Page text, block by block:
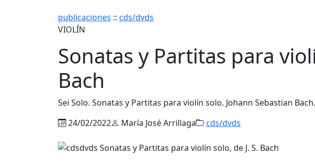
publicaciones :: cds/dvds
VIOLÍN
Sonatas y Partitas para
Bach
Sei Solo. Sonatas y Partitas para violín solo. Johann Sebastian
24/02/2022
María José Arrillaga cds/dvds